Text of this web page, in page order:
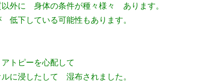
外に 身体の条件が種々様々 あります。
低下している可能性もあります。
トピーを心配して
に浸したして 湿布されました。